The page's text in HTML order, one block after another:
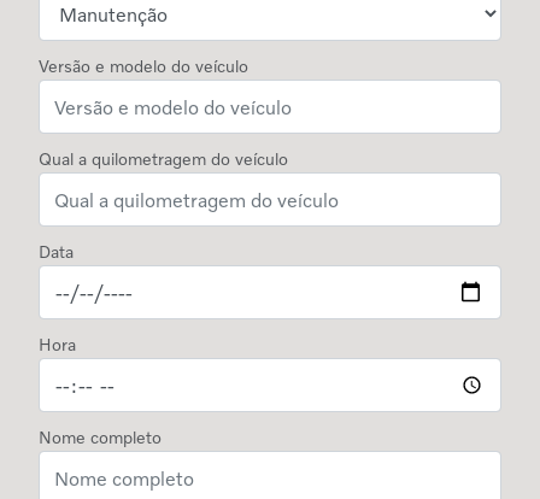
Versão e modelo do veículo
Qual a quilometragem do veículo
Data
Hora
Nome completo